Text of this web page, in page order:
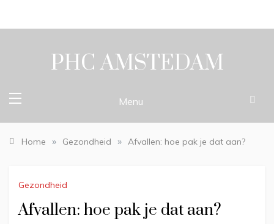
content
PHC AMSTEDAM
Menu
Home » Gezondheid » Afvallen: hoe pak je dat aan?
Gezondheid
Afvallen: hoe pak je dat aan?